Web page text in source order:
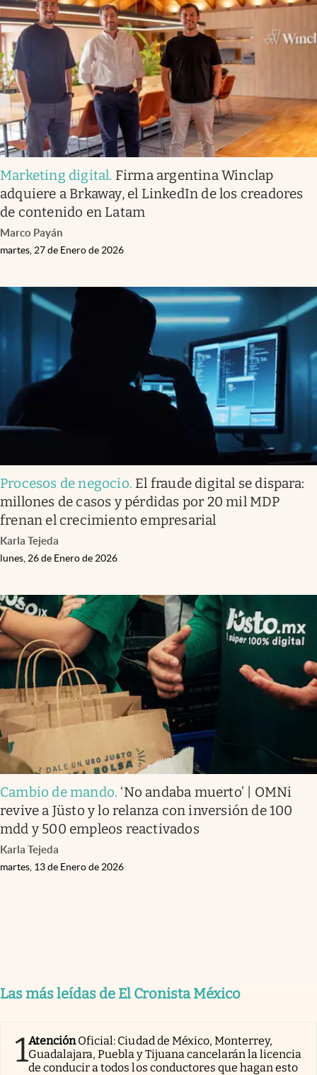
Marketing digital. Firma argentina Winclap
adquiere a Brkaway, el LinkedIn de los creadores
de contenido en Latam
Marco Payán
martes, 27 de Enero de 2026
Procesos de negocio. El fraude digital se dispara:
millones de casos y pérdidas por 20 mil MDP
frenan el crecimiento empresarial
Karla Tejeda
lunes, 26 de Enero de 2026
Cambio de mando.‘No andaba muerto’ | OMNi
revive a Jüsto y lo relanza con inversión de 100
mdd y 500 empleos reactivados
Karla Tejeda
martes, 13 de Enero de 2026
Las más leídas de El Cronista México
1AtenciónOficial: Ciudad de México, Monterrey,
Guadalajara, Puebla y Tijuana cancelarán la licencia
de conducir a todos los conductores que hagan esto